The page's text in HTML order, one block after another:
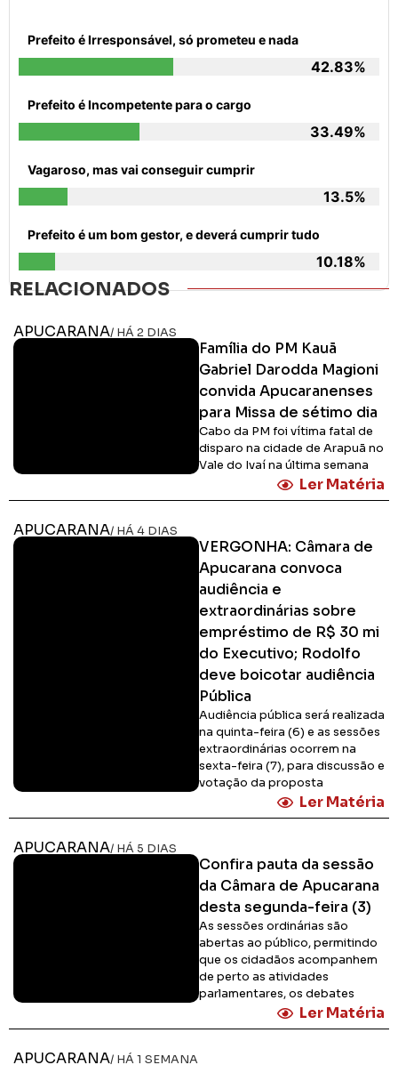
Prefeito é Irresponsável, só prometeu e nada
42.83%
Prefeito é Incompetente para o cargo
33.49%
Vagaroso, mas vai conseguir cumprir
13.5%
Prefeito é um bom gestor, e deverá cumprir tudo
10.18%
RELACIONADOS
APUCARANA/ HÁ 2 DIAS
Família do PM Kauã
Gabriel Darodda Magioni
convida Apucaranenses
para Missa de sétimo dia
Cabo da PM foi vítima fatal de
disparo na cidade de Arapuã no
Vale do Ivaí na última semana
Ler Matéria
APUCARANA/ HÁ 4 DIAS
VERGONHA: Câmara de
Apucarana convoca
audiência e
extraordinárias sobre
empréstimo de R$ 30 mi
do Executivo; Rodolfo
deve boicotar audiência
Pública
Audiência pública será realizada
na quinta-feira (6) e as sessões
extraordinárias ocorrem na
sexta-feira (7), para discussão e
votação da proposta
Ler Matéria
APUCARANA/ HÁ 5 DIAS
Confira pauta da sessão
da Câmara de Apucarana
desta segunda-feira (3)
As sessões ordinárias são
abertas ao público, permitindo
que os cidadãos acompanhem
de perto as atividades
parlamentares, os debates
Ler Matéria
APUCARANA/ HÁ 1 SEMANA